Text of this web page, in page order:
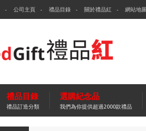
公司主頁 禮品目錄 關於禮品紅 網站地圖
禮品目錄
禮品訂造分類
選購紀念品
我們為你提供超過2000款禮品